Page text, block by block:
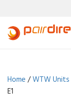
Home /WTW Units
E1